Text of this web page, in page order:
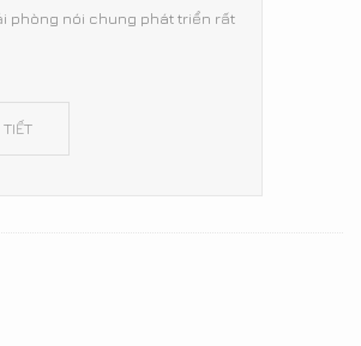
phòng nói chung phát triển rất